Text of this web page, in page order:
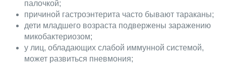
палочкой;
причиной гастроэнтерита часто бывают тараканы;
дети младшего возраста подвержены заражению
микобактериозом;
у лиц, обладающих слабой иммунной системой,
может развиться пневмония;